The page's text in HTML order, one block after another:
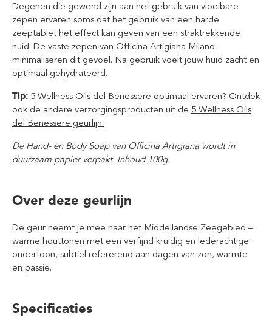
Degenen die gewend zijn aan het gebruik van vloeibare
zepen ervaren soms dat het gebruik van een harde
zeeptablet het effect kan geven van een straktrekkende
huid. De vaste zepen van Officina Artigiana Milano
minimaliseren dit gevoel. Na gebruik voelt jouw huid zacht en
optimaal gehydrateerd.
Tip: 5 Wellness Oils del Benessere optimaal ervaren? Ontdek
ook de andere verzorgingsproducten uit de 5 Wellness Oils
del Benessere geurlijn.
De Hand- en Body Soap van Officina Artigiana wordt in
duurzaam papier verpakt. Inhoud 100g.
Over deze geurlijn
De geur neemt je mee naar het Middellandse Zeegebied –
warme houttonen met een verfijnd kruidig en lederachtige
ondertoon, subtiel refererend aan dagen van zon, warmte
en passie.
Specificaties